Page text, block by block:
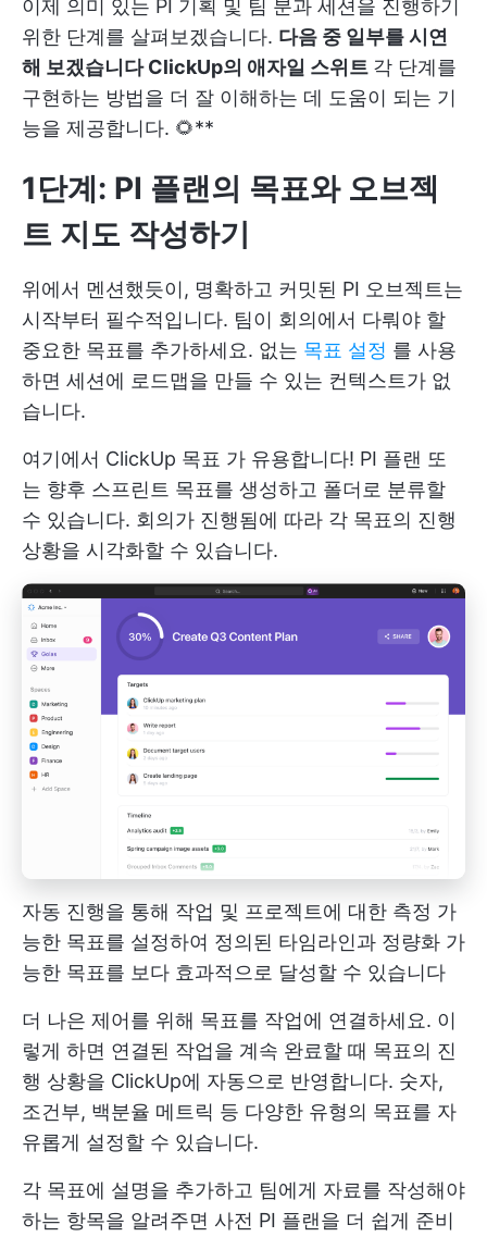
이제 의미 있는 PI 기획 및 팀 분과 세션을 진행하기
위한 단계를 살펴보겠습니다. 다음 중 일부를 시연
해 보겠습니다ClickUp의 애자일 스위트 각 단계를
구현하는 방법을 더 잘 이해하는 데 도움이 되는 기
능을 제공합니다. 🌻**
1단계: PI 플랜의 목표와 오브젝
트 지도 작성하기
위에서 멘션했듯이, 명확하고 커밋된 PI 오브젝트는
시작부터 필수적입니다. 팀이 회의에서 다뤄야 할
중요한 목표를 추가하세요. 없는 목표 설정 를 사용
하면 세션에 로드맵을 만들 수 있는 컨텍스트가 없
습니다.
여기에서 ClickUp 목표 가 유용합니다! PI 플랜 또
는 향후 스프린트 목표를 생성하고 폴더로 분류할
수 있습니다. 회의가 진행됨에 따라 각 목표의 진행
상황을 시각화할 수 있습니다.
자동 진행을 통해 작업 및 프로젝트에 대한 측정 가
능한 목표를 설정하여 정의된 타임라인과 정량화 가
능한 목표를 보다 효과적으로 달성할 수 있습니다
더 나은 제어를 위해 목표를 작업에 연결하세요. 이
렇게 하면 연결된 작업을 계속 완료할 때 목표의 진
행 상황을 ClickUp에 자동으로 반영합니다. 숫자,
조건부, 백분율 메트릭 등 다양한 유형의 목표를 자
유롭게 설정할 수 있습니다.
각 목표에 설명을 추가하고 팀에게 자료를 작성해야
하는 항목을 알려주면 사전 PI 플랜을 더 쉽게 준비